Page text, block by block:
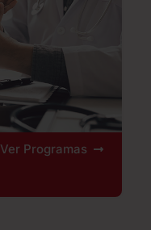
Ver Programas